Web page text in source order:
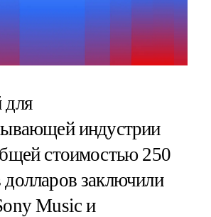
для
индустрии
стоимостью 250
заключили
Music и